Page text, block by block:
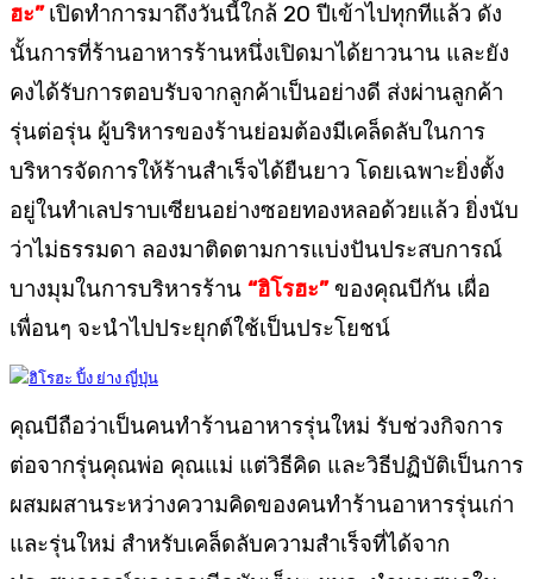
ฮะ”เปิดทำการมาถึงวันนี้ใกล้ 20 ปีเข้าไปทุกทีแล้ว ดัง
นั้นการที่ร้านอาหารร้านหนึ่งเปิดมาได้ยาวนาน และยัง
คงได้รับการตอบรับจากลูกค้าเป็นอย่างดี ส่งผ่านลูกค้า
รุ่นต่อรุ่น ผู้บริหารของร้านย่อมต้องมีเคล็ดลับในการ
บริหารจัดการให้ร้านสำเร็จได้ยืนยาว โดยเฉพาะยิ่งตั้ง
อยู่ในทำเลปราบเซียนอย่างซอยทองหลอด้วยแล้ว ยิ่งนับ
ว่าไม่ธรรมดา ลองมาติดตามการแบ่งปันประสบการณ์
บางมุมในการบริหารร้าน “ฮิโรฮะ” ของคุณบีกัน เผื่อ
เพื่อนๆ จะนำไปประยุกต์ใช้เป็นประโยชน์
คุณบีถือว่าเป็นคนทำร้านอาหารรุ่นใหม่ รับช่วงกิจการ
ต่อจากรุ่นคุณพ่อ คุณแม่ แต่วิธีคิด และวิธีปฏิบัติเป็นการ
ผสมผสานระหว่างความคิดของคนทำร้านอาหารรุ่นเก่า
และรุ่นใหม่ สำหรับเคล็ดลับความสำเร็จที่ได้จาก